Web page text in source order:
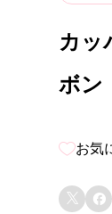
カッ
ボン
お気
 